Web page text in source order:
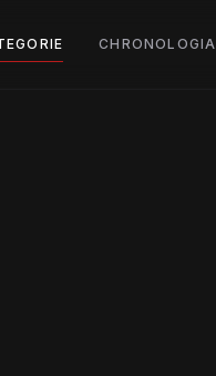
CHRONOLOGIA